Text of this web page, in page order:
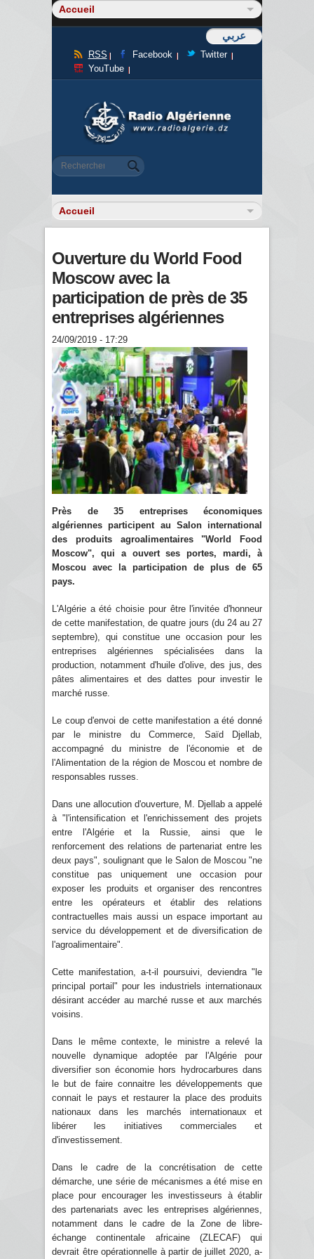
عربي
RSS Facebook
Twitter
YouTube
Formulaire de recherche
Rechercher
Ouverture du World Food
Moscow avec la
participation de près de 35
entreprises algériennes
24/09/2019 - 17:29
Près de 35 entreprises économiques
algériennes participent au Salon international
des produits agroalimentaires "World Food
Moscow", qui a ouvert ses portes, mardi, à
Moscou avec la participation de plus de 65
pays.
L'Algérie a été choisie pour être l'invitée d'honneur
de cette manifestation, de quatre jours (du 24 au 27
septembre), qui constitue une occasion pour les
entreprises algériennes spécialisées dans la
production, notamment d'huile d'olive, des jus, des
pâtes alimentaires et des dattes pour investir le
marché russe.
Le coup d'envoi de cette manifestation a été donné
par le ministre du Commerce, Saïd Djellab,
accompagné du ministre de l'économie et de
l'Alimentation de la région de Moscou et nombre de
responsables russes.
Dans une allocution d'ouverture, M. Djellab a appelé
à "l'intensification et l'enrichissement des projets
entre l'Algérie et la Russie, ainsi que le
renforcement des relations de partenariat entre les
deux pays", soulignant que le Salon de Moscou "ne
constitue pas uniquement une occasion pour
exposer les produits et organiser des rencontres
entre les opérateurs et établir des relations
contractuelles mais aussi un espace important au
service du développement et de diversification de
l'agroalimentaire".
Cette manifestation, a-t-il poursuivi, deviendra "le
principal portail" pour les industriels internationaux
désirant accéder au marché russe et aux marchés
voisins.
Dans le même contexte, le ministre a relevé la
nouvelle dynamique adoptée par l'Algérie pour
diversifier son économie hors hydrocarbures dans
le but de faire connaitre les développements que
connait le pays et restaurer la place des produits
nationaux dans les marchés internationaux et
libérer les initiatives commerciales et
d'investissement.
Dans le cadre de la concrétisation de cette
démarche, une série de mécanismes a été mise en
place pour encourager les investisseurs à établir
des partenariats avec les entreprises algériennes,
notamment dans le cadre de la Zone de libre-
échange continentale africaine (ZLECAF) qui
devrait être opérationnelle à partir de juillet 2020, a-